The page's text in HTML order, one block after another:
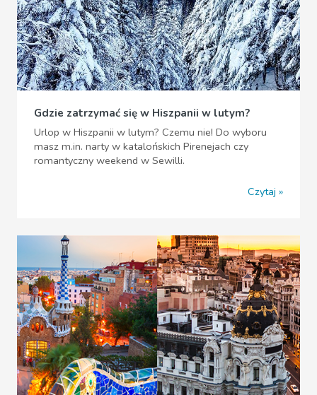
Gdzie zatrzymać się w Hiszpanii w lutym?
Urlop w Hiszpanii w lutym? Czemu nie! Do wyboru
masz m.in. narty w katalońskich Pirenejach czy
romantyczny weekend w Sewilli.
Czytaj